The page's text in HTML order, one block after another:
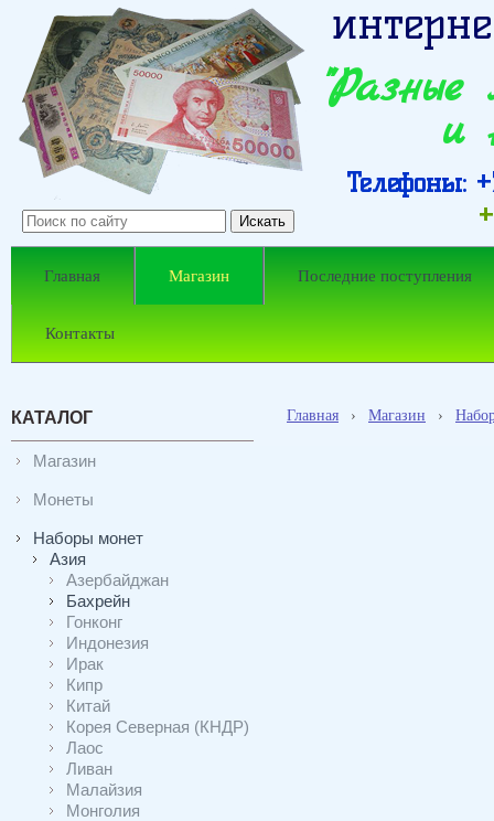
и
Телефоны:
Главная Магазин Последние поступления
Контакты
КАТАЛОГ
Магазин
Монеты
Наборы монет
Азия
Азербайджан
Бахрейн
Гонконг
Индонезия
Ирак
Кипр
Китай
Корея Северная (КНДР)
Лаос
Ливан
Малайзия
Монголия
Главная › Магазин ›